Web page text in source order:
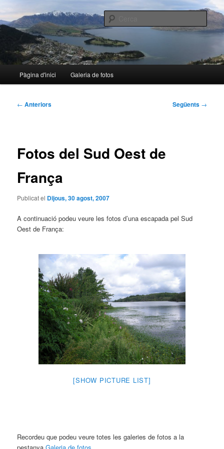
al
contingut
nalo.cat
Cerca
principal
Pàgina d'inici Galeria de fotos
Navegació
← Anteriors Següents →
Fotos del Sud Oest de
França
Publicat el Dijous, 30 agost, 2007
A continuació podeu veure les fotos d’una escapada pel Sud
Oest de França:
[SHOW PICTURE LIST]
Recordeu que podeu veure totes les galeries de fotos a la